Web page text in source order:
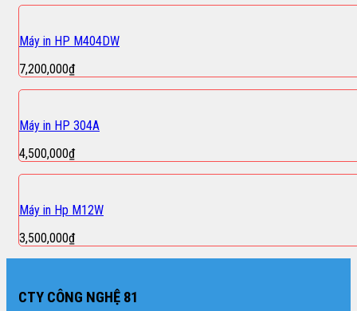
Máy in HP M404DW
7,200,000₫
Máy in HP 304A
4,500,000₫
Máy in Hp M12W
3,500,000₫
CTY CÔNG NGHỆ 81